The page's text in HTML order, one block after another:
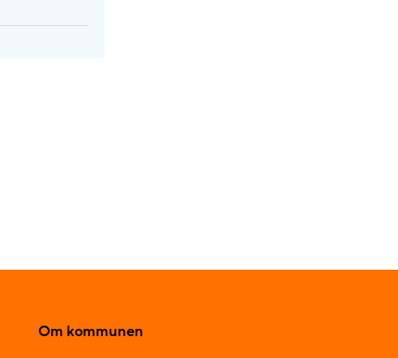
Om kommunen